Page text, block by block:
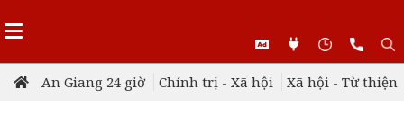
An Giang 24 giờ Chính trị - Xã hội Xã hội - Từ thiện